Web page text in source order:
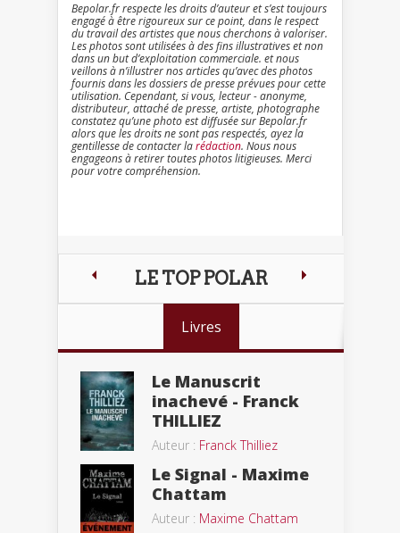
Bepolar.fr respecte les droits d’auteur et s’est toujours
engagé à être rigoureux sur ce point, dans le respect
du travail des artistes que nous cherchons à valoriser.
Les photos sont utilisées à des fins illustratives et non
dans un but d’exploitation commerciale. et nous
veillons à n’illustrer nos articles qu’avec des photos
fournis dans les dossiers de presse prévues pour cette
utilisation. Cependant, si vous, lecteur - anonyme,
distributeur, attaché de presse, artiste, photographe
constatez qu’une photo est diffusée sur Bepolar.fr
alors que les droits ne sont pas respectés, ayez la
gentillesse de contacter larédaction. Nous nous
engageons à retirer toutes photos litigieuses. Merci
pour votre compréhension.
LE TOP POLAR
Livres
Le Manuscrit
inachevé - Franck
THILLIEZ
Auteur : Franck Thilliez
Le Signal - Maxime
Chattam
Auteur : Maxime Chattam